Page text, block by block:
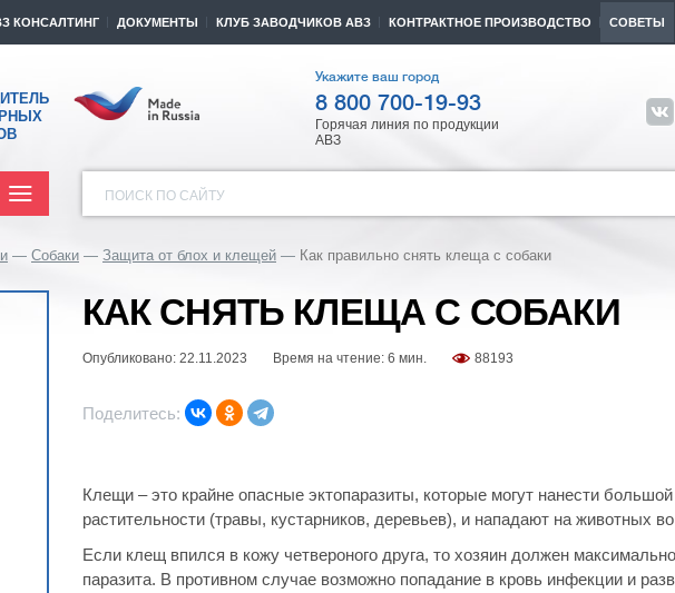
КОНСАЛТИНГ ДОКУМЕНТЫ КЛУБ ЗАВОДЧИКОВ АВЗ КОНТРАКТНОЕ ПРОИЗВОДСТВО СОВЕТЫ
Укажите ваш город
8 800 700-19-93
Горячая линия по продукции
АВЗ
ПОИСК ПО САЙТУ
Собаки Защита от блох и клещей Как правильно снять клеща с собаки
КАК СНЯТЬ КЛЕЩА С СОБАКИ
Опубликовано: 22.11.2023 Время на чтение: 6 мин. 88193
Поделитесь:
Клещи – это крайне опасные эктопаразиты, которые могут нанести
растительности (травы, кустарников, деревьев), и нападают на животных
Если клещ впился в кожу четвероного друга, то хозяин должен
паразита. В противном случае возможно попадание в кровь инфекции и